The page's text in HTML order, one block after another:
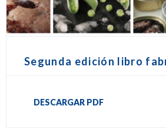
Segunda edición libro
DESCARGAR PDF